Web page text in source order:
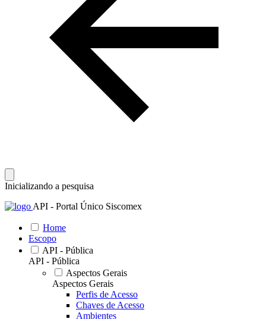
Inicializando a pesquisa
API - Portal Único Siscomex
Home
Escopo
API - Pública
API - Pública
Aspectos Gerais
Aspectos Gerais
Perfis de Acesso
Chaves de Acesso
Ambientes